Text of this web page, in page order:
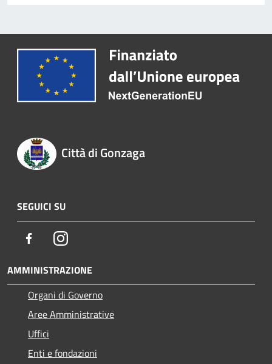
Città di Gonzaga
SEGUICI SU
FacebookInstagram
AMMINISTRAZIONE
Organi di Governo
Aree Amministrative
Uffici
Enti e fondazioni